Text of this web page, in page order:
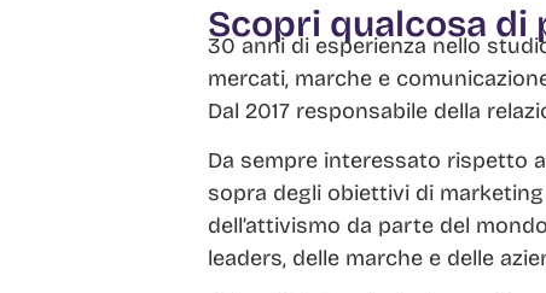
Scopri qualcosa di
30 anni di esperienza nello
mercati, marche e
Dal 2017 responsabile della
Da sempre interessato rispetto
sopra degli obiettivi di
dell’attivismo da parte del
leaders, delle marche e delle